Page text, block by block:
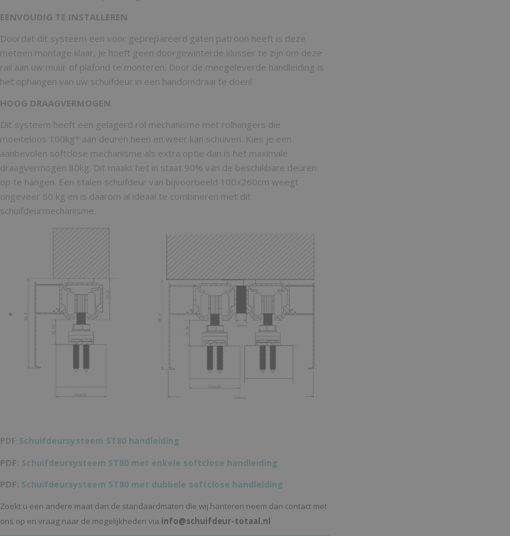
EENVOUDIG TE INSTALLEREN
Doordat dit systeem een voor geprepareerd gaten patroon heeft is deze
meteen montage klaar, Je hoeft geen doorgewinterde klusser te zijn om deze
rail aan uw muur of plafond te monteren. Door de meegeleverde handleiding is
het ophangen van uw schuifdeur in een handomdraai te doen!
HOOG DRAAGVERMOGEN
Dit systeem heeft een gelagerd rol mechanisme met rolhangers die
moeiteloos 100kg* aan deuren heen en weer kan schuiven. Kies je een
aanbevolen softclose mechanisme als extra optie dan is het maximale
draagvermogen 80kg. Dit maakt het in staat 90% van de beschikbare deuren
op te hangen. Een stalen schuifdeur van bijvoorbeeld 100x260cm weegt
ongeveer 60 kg en is daarom al ideaal te combineren met dit
schuifdeurmechanisme.
PDF Schuifdeursysteem ST80 handleiding
PDF: Schuifdeursysteem ST80 met enkele softclose handleiding
PDF: Schuifdeursysteem ST80 met dubbele softclose handleiding
Zoekt u een andere maat dan de standaardmaten die wij hanteren neem dan contact met
ons op en vraag naar de mogelijkheden via info@schuifdeur-totaal.nl